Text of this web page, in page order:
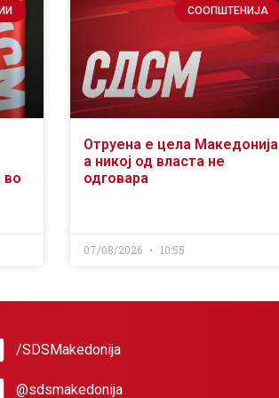
во
СООПШТЕНИЈА
Отруена е цела Македонија
а никој од власта не
одговара
07/08/2026 10:55
/SDSMakedonija
@sdsmakedonija